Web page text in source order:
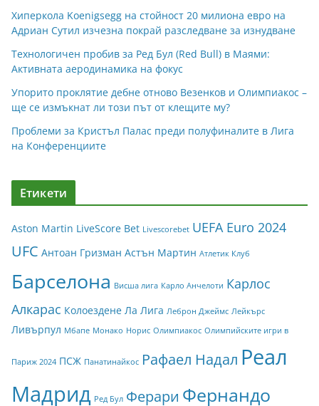
Хиперкола Koenigsegg на стойност 20 милиона евро на
Адриан Сутил изчезна покрай разследване за изнудване
Технологичен пробив за Ред Бул (Red Bull) в Маями:
Активната аеродинамика на фокус
Упорито проклятие дебне отново Везенков и Олимпиакос –
ще се измъкнат ли този път от клещите му?
Проблеми за Кристъл Палас преди полуфиналите в Лига
на Конференциите
Етикети
Aston Martin LiveScore Bet Livescorebet UEFA Euro 2024
UFC Антоан Гризман Астън Мартин Атлетик Клуб
Барселона Висша лига Карло Анчелоти Карлос
Алкарас Колоездене Ла Лига Леброн Джеймс Лейкърс
Ливърпул Мбапе Монако Норис Олимпиакос Олимпийските игри в
Париж 2024 ПСЖ Панатинайкос Рафаел Надал Реал
Мадрид Ред Бул Ферари Фернандо